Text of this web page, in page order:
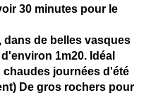
30 minutes pour le
dans de belles vasques
1m20. Idéal
journées d'été
De gros rochers pour